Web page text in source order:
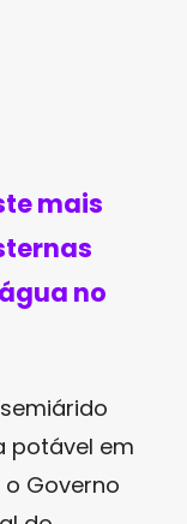
mais
no
potável em
Governo